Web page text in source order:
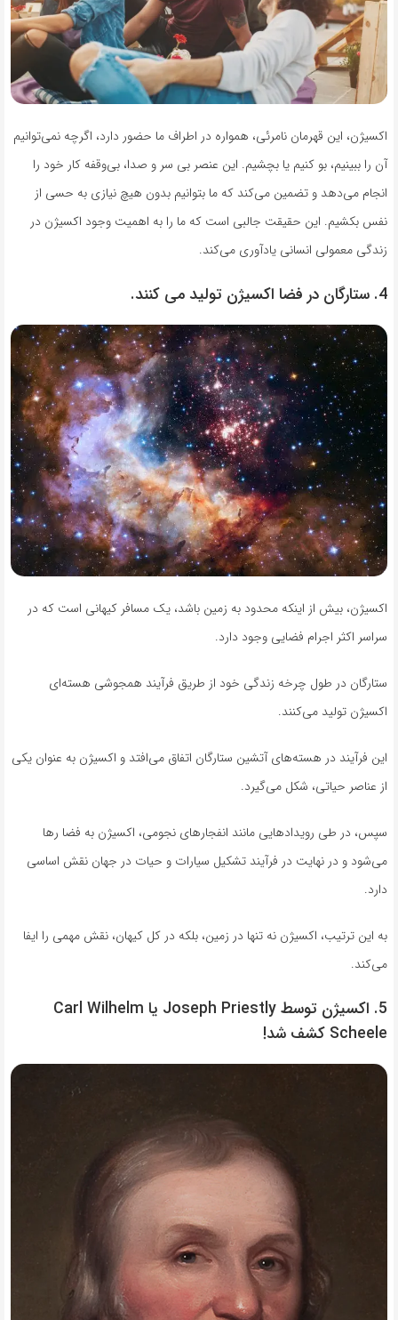
اکسیژن، این قهرمان نامرئی، همواره در اطراف ما حضور دارد، اگرچه نمی‌توانیم
آن را ببینیم، بو کنیم یا بچشیم. این عنصر بی سر و صدا، بی‌وقفه کار خود را
انجام می‌دهد و تضمین می‌کند که ما بتوانیم بدون هیچ نیازی به حسی از
نفس بکشیم. این حقیقت جالبی است که ما را به اهمیت وجود اکسیژن در
زندگی معمولی انسانی یادآوری می‌کند.
4. ستارگان در فضا اکسیژن تولید می کنند.
اکسیژن، بیش از اینکه محدود به زمین باشد، یک مسافر کیهانی است که در
سراسر اکثر اجرام فضایی وجود دارد.
ستارگان در طول چرخه زندگی خود از طریق فرآیند همجوشی هسته‌ای
اکسیژن تولید می‌کنند.
این فرآیند در هسته‌های آتشین ستارگان اتفاق می‌افتد و اکسیژن به عنوان یکی
از عناصر حیاتی، شکل می‌گیرد.
سپس، در طی رویدادهایی مانند انفجارهای نجومی، اکسیژن به فضا رها
می‌شود و در نهایت در فرآیند تشکیل سیارات و حیات در جهان نقش اساسی
دارد.
به این ترتیب، اکسیژن نه تنها در زمین، بلکه در کل کیهان، نقش مهمی را ایفا
می‌کند.
5. اکسیژن توسط Joseph Priestly یا Carl Wilhelm
Scheele کشف شد!